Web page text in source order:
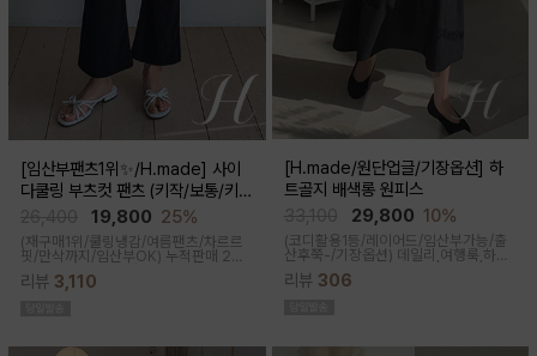
[임산부팬츠1위✨/H.made] 사이
다쿨링 부츠컷 팬츠 (키작/보통/키
19,800 25%
(재구매1위/쿨링냉감/여름팬츠/차르르
핏/만삭까지/임산부OK) 누적판매 2만
성이 뛰어나 쾌적한 착용감으로 여름시
리뷰 3,110
[H.made/원단업글/기장옵션] 하
트골지 배색롱 원피스
29,800 10%
(코디활용1등/레이어드/임산부가능/출
산후쭉-/기장옵션) 데일리,여행룩,하객
룩,출근룩 OK! 하트넥 디자인으로 여성
스러움이 물씬 느껴지고 맥시한 기장감
리뷰 306